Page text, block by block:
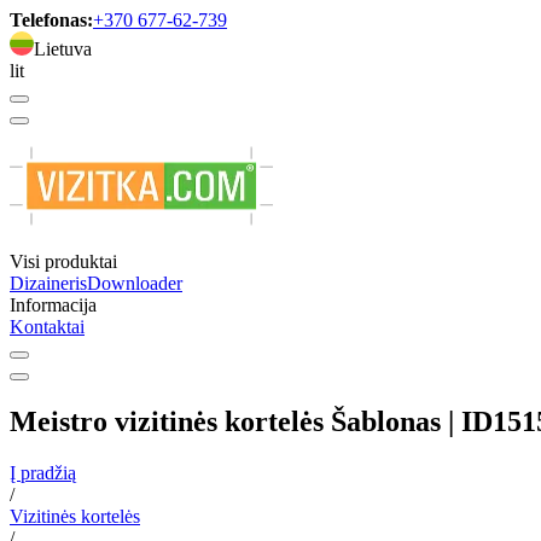
Telefonas:+370 677-62-739
Lietuva
lit
Visi produktai
DizainerisDownloader
Informacija
Kontaktai
Meistro vizitinės kortelės Šablonas |
Į pradžią
/
Vizitinės kortelės